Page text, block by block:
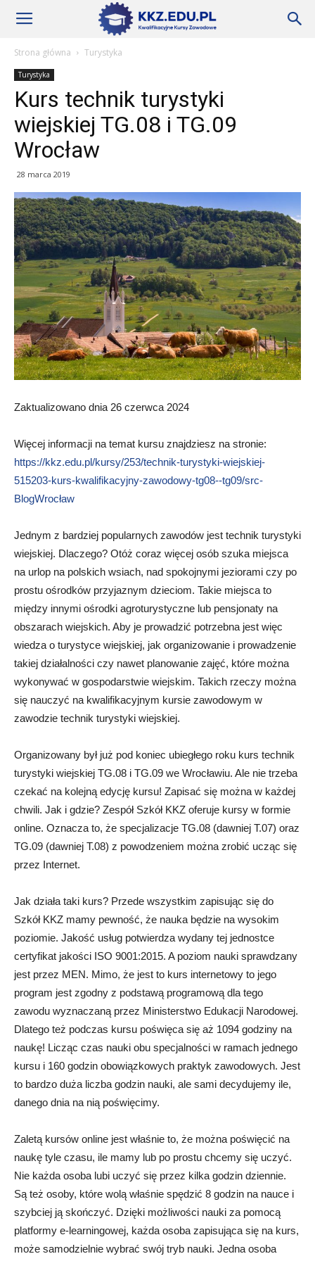
Szkoły
KKZ
Aktualności
Strona główna Turystyka
Turystyka
Kurs technik turystyki
wiejskiej TG.08 i TG.09
Wrocław
28 marca 2019
Zaktualizowano dnia 26 czerwca 2024
Więcej informacji na temat kursu znajdziesz na stronie:
https://kkz.edu.pl/kursy/253/technik-turystyki-wiejskiej-
515203-kurs-kwalifikacyjny-zawodowy-tg08--tg09/src-
BlogWrocław
Jednym z bardziej popularnych zawodów jest technik turystyki
wiejskiej. Dlaczego? Otóż coraz więcej osób szuka miejsca
na urlop na polskich wsiach, nad spokojnymi jeziorami czy po
prostu ośrodków przyjaznym dzieciom. Takie miejsca to
między innymi ośrodki agroturystyczne lub pensjonaty na
obszarach wiejskich. Aby je prowadzić potrzebna jest więc
wiedza o turystyce wiejskiej, jak organizowanie i prowadzenie
takiej działalności czy nawet planowanie zajęć, które można
wykonywać w gospodarstwie wiejskim. Takich rzeczy można
się nauczyć na kwalifikacyjnym kursie zawodowym w
zawodzie technik turystyki wiejskiej.
Organizowany był już pod koniec ubiegłego roku kurs technik
turystyki wiejskiej TG.08 i TG.09 we Wrocławiu. Ale nie trzeba
czekać na kolejną edycję kursu! Zapisać się można w każdej
chwili. Jak i gdzie? Zespół Szkół KKZ oferuje kursy w formie
online. Oznacza to, że specjalizacje TG.08 (dawniej T.07) oraz
TG.09 (dawniej T.08) z powodzeniem można zrobić ucząc się
przez Internet.
Jak działa taki kurs? Przede wszystkim zapisując się do
Szkół KKZ mamy pewność, że nauka będzie na wysokim
poziomie. Jakość usług potwierdza wydany tej jednostce
certyfikat jakości ISO 9001:2015. A poziom nauki sprawdzany
jest przez MEN. Mimo, że jest to kurs internetowy to jego
program jest zgodny z podstawą programową dla tego
zawodu wyznaczaną przez Ministerstwo Edukacji Narodowej.
Dlatego też podczas kursu poświęca się aż 1094 godziny na
naukę! Licząc czas nauki obu specjalności w ramach jednego
kursu i 160 godzin obowiązkowych praktyk zawodowych. Jest
to bardzo duża liczba godzin nauki, ale sami decydujemy ile,
danego dnia na nią poświęcimy.
Zaletą kursów online jest właśnie to, że można poświęcić na
naukę tyle czasu, ile mamy lub po prostu chcemy się uczyć.
Nie każda osoba lubi uczyć się przez kilka godzin dziennie.
Są też osoby, które wolą właśnie spędzić 8 godzin na nauce i
szybciej ją skończyć. Dzięki możliwości nauki za pomocą
platformy e-learningowej, każda osoba zapisująca się na kurs,
może samodzielnie wybrać swój tryb nauki. Jedna osoba